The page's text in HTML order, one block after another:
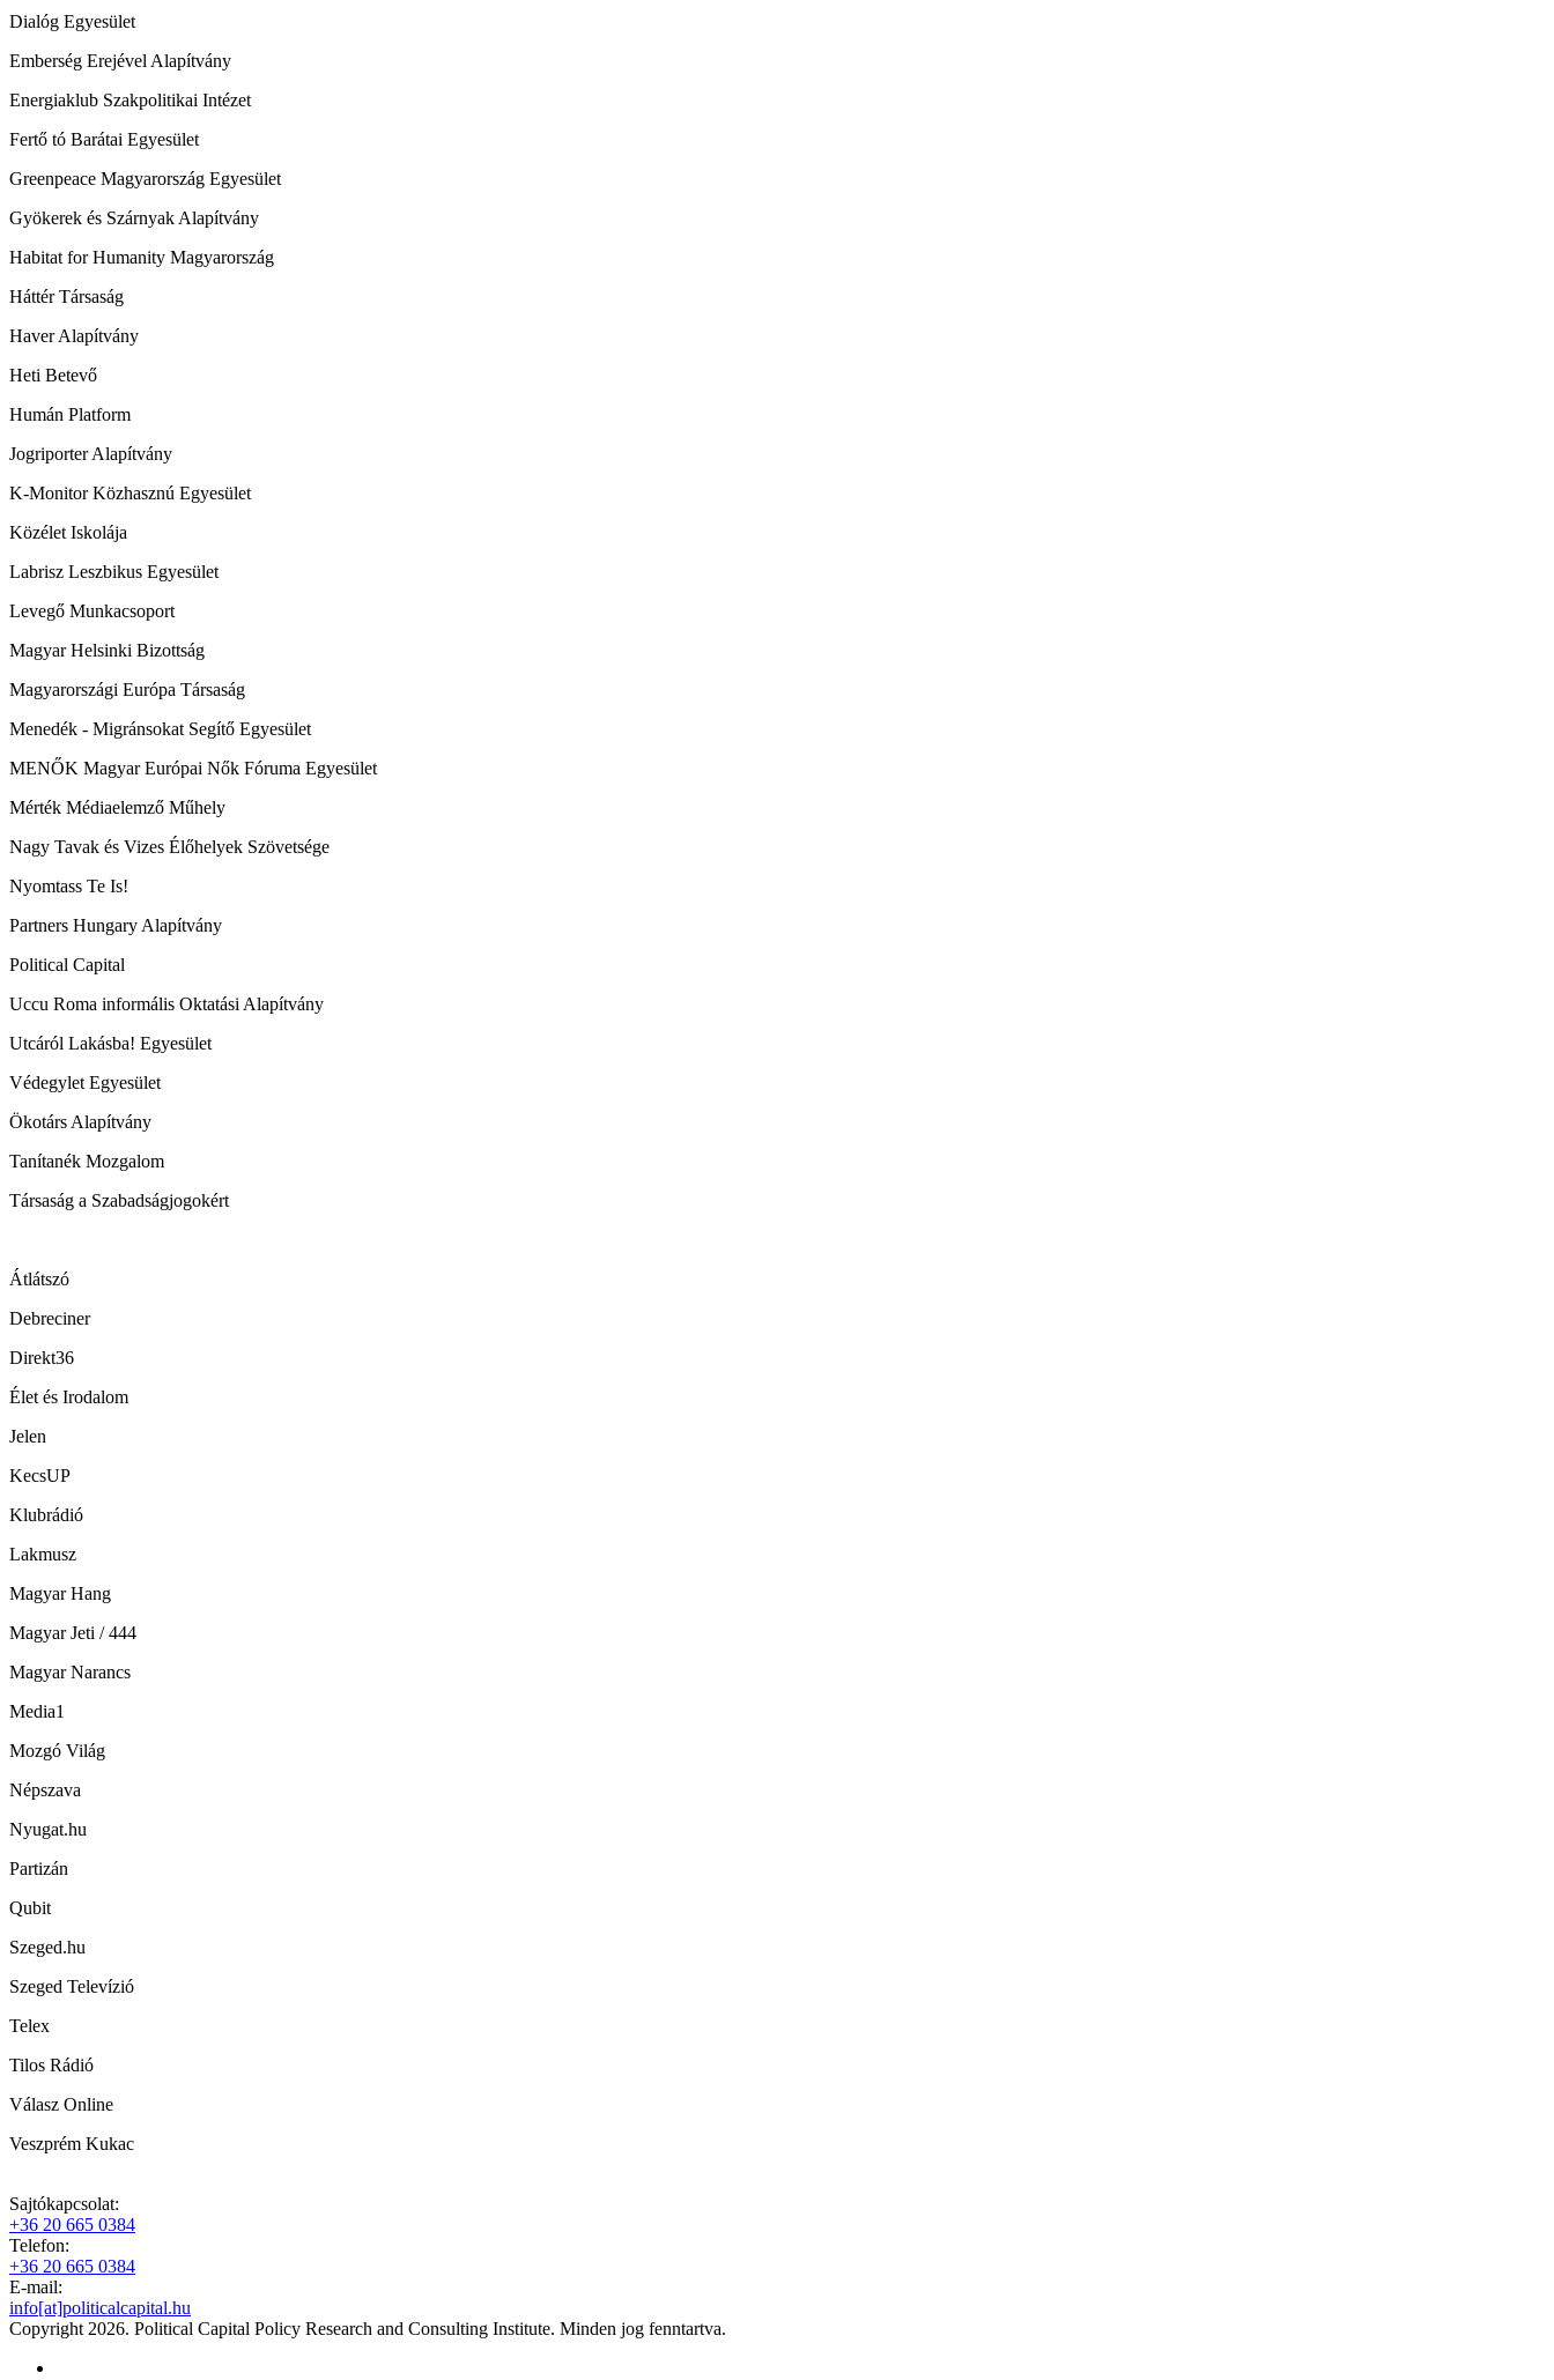
Dialóg Egyesület
Emberség Erejével Alapítvány
Energiaklub Szakpolitikai Intézet
Fertő tó Barátai Egyesület
Greenpeace Magyarország Egyesület
Gyökerek és Szárnyak Alapítvány
Habitat for Humanity Magyarország
Háttér Társaság
Haver Alapítvány
Heti Betevő
Humán Platform
Jogriporter Alapítvány
K-Monitor Közhasznú Egyesület
Közélet Iskolája
Labrisz Leszbikus Egyesület
Levegő Munkacsoport
Magyar Helsinki Bizottság
Magyarországi Európa Társaság
Menedék - Migránsokat Segítő Egyesület
MENŐK Magyar Európai Nők Fóruma Egyesület
Mérték Médiaelemző Műhely
Nagy Tavak és Vizes Élőhelyek Szövetsége
Nyomtass Te Is!
Partners Hungary Alapítvány
Political Capital
Uccu Roma informális Oktatási Alapítvány
Utcáról Lakásba! Egyesület
Védegylet Egyesület
Ökotárs Alapítvány
Tanítanék Mozgalom
Társaság a Szabadságjogokért
Átlátszó
Debreciner
Direkt36
Élet és Irodalom
Jelen
KecsUP
Klubrádió
Lakmusz
Magyar Hang
Magyar Jeti / 444
Magyar Narancs
Media1
Mozgó Világ
Népszava
Nyugat.hu
Partizán
Qubit
Szeged.hu
Szeged Televízió
Telex
Tilos Rádió
Válasz Online
Veszprém Kukac
Sajtókapcsolat:
+36 20 665 0384
Telefon:
+36 20 665 0384
E-mail:
info[at]politicalcapital.hu
Copyright 2026. Political Capital Policy Research and Consulting Institute. Minden jog fenntartva.